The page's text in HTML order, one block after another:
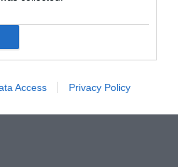
Access Privacy Policy